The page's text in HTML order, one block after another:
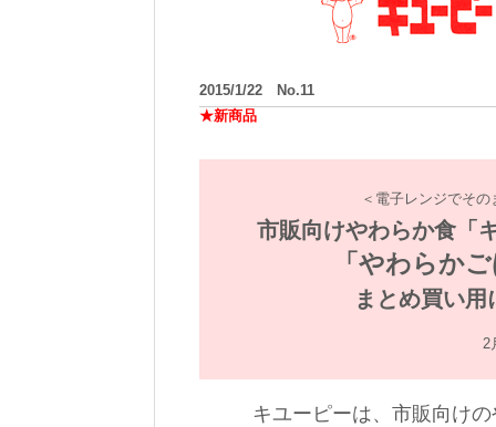
2015/1/22 No.11
★新商品
＜電子レンジでそ
市販向けやわらか食「
「やわらか
まとめ買い
2
キユーピーは、市販向けの